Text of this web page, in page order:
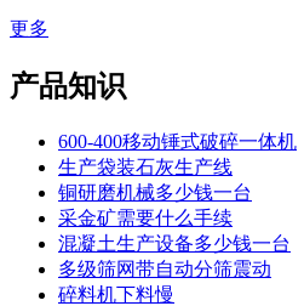
更多
产品知识
600-400移动锤式破碎一体机
生产袋装石灰生产线
铜研磨机械多少钱一台
采金矿需要什么手续
混凝土生产设备多少钱一台
多级筛网带自动分筛震动
碎料机下料慢